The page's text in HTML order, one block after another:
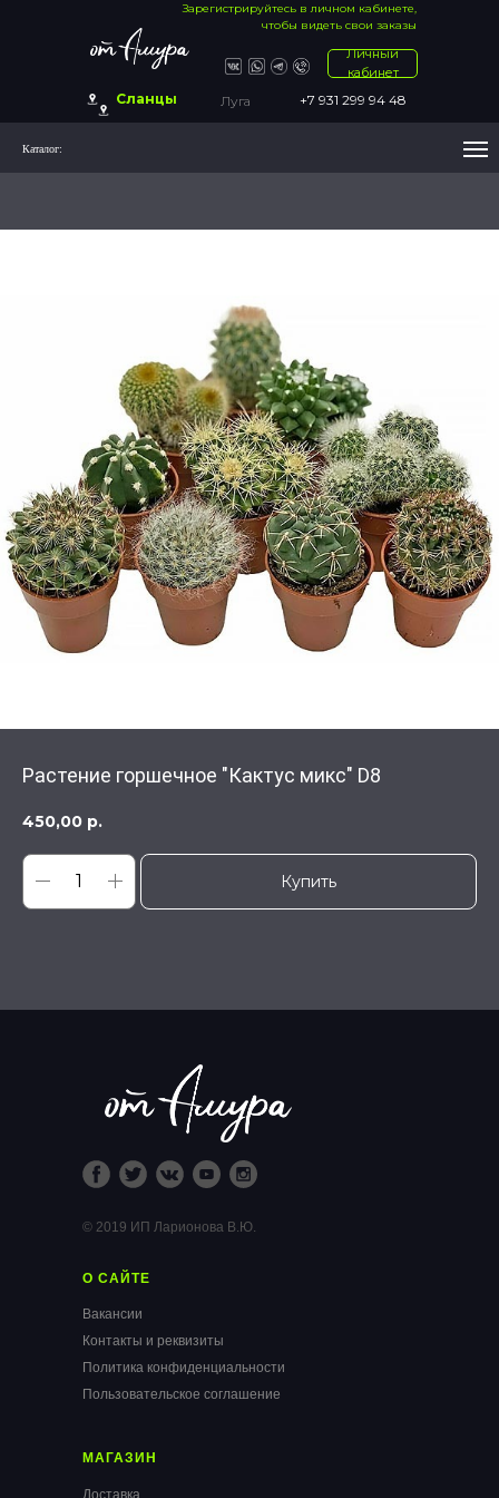
+7 931 299 94 48
Луга
Сланцы
Личный
кабинет
Зарегистрируйтесь в личном кабинете,
чтобы видеть свои заказы
Каталог:
Растение горшечное "Кактус микс" D8
450,00 р.
Купить
О САЙТЕ
Вакансии
Контакты и реквизиты
Политика конфиденциальности
Пользовательское соглашение
МАГАЗИН
Доставка
© 2019 ИП Ларионова В.Ю.